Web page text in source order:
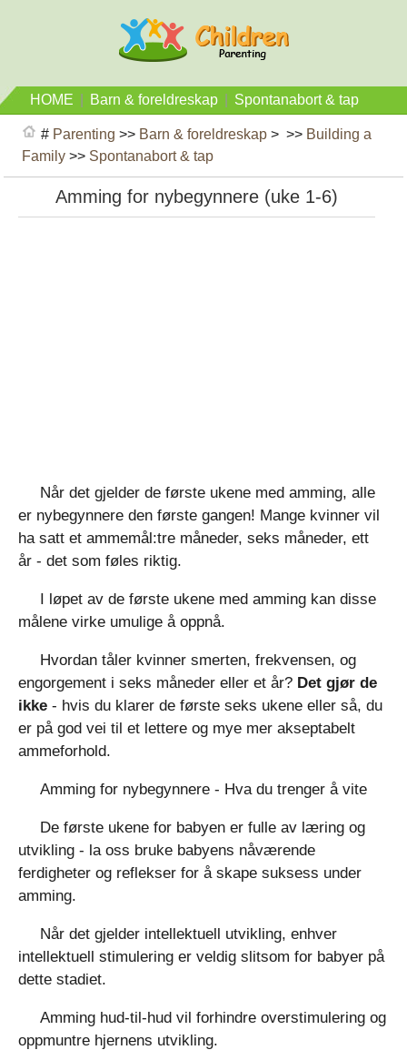
HOME Barn & foreldreskap Spontanabort & tap
# Parenting >> Barn & foreldreskap > >> Building a
Family >> Spontanabort & tap
Amming for nybegynnere (uke 1-6)
Når det gjelder de første ukene med amming, alle
er nybegynnere den første gangen! Mange kvinner vil
ha satt et ammemål:tre måneder, seks måneder, ett
år - det som føles riktig.
I løpet av de første ukene med amming kan disse
målene virke umulige å oppnå.
Hvordan tåler kvinner smerten, frekvensen, og
engorgement i seks måneder eller et år? Det gjør de
ikke - hvis du klarer de første seks ukene eller så, du
er på god vei til et lettere og mye mer akseptabelt
ammeforhold.
Amming for nybegynnere - Hva du trenger å vite
De første ukene for babyen er fulle av læring og
utvikling - la oss bruke babyens nåværende
ferdigheter og reflekser for å skape suksess under
amming.
Når det gjelder intellektuell utvikling, enhver
intellektuell stimulering er veldig slitsom for babyer på
dette stadiet.
Amming hud-til-hud vil forhindre overstimulering og
oppmuntre hjernens utvikling.